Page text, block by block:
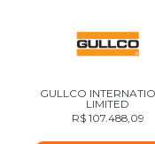
GULLCO
LIMITED
R$ 107.488,09